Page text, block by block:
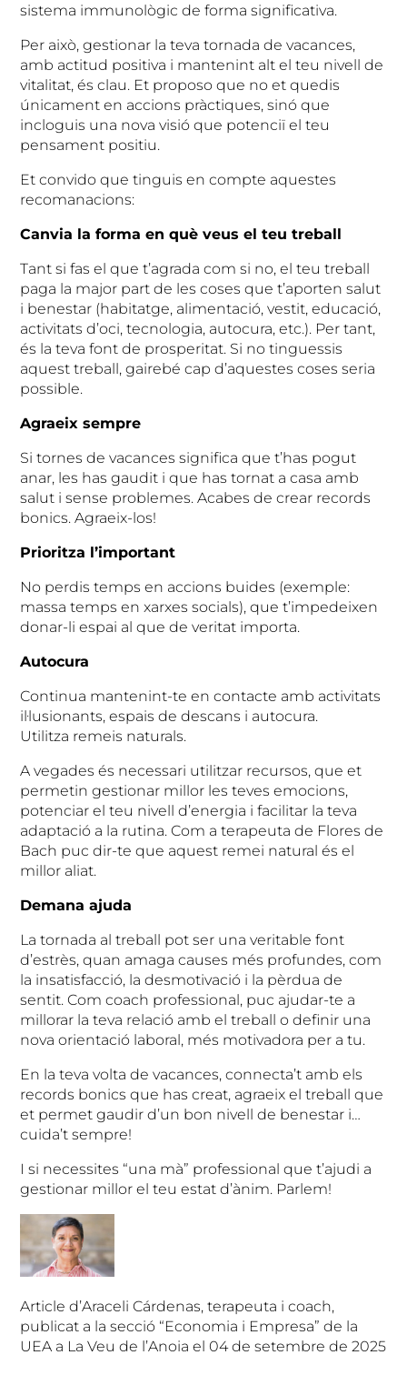
sistema immunològic de forma significativa.
Per això, gestionar la teva tornada de vacances,
amb actitud positiva i mantenint alt el teu nivell de
vitalitat, és clau. Et proposo que no et quedis
únicament en accions pràctiques, sinó que
incloguis una nova visió que potenciï el teu
pensament positiu.
Et convido que tinguis en compte aquestes
recomanacions:
Canvia la forma en què veus el teu treball
Tant si fas el que t’agrada com si no, el teu treball
paga la major part de les coses que t’aporten salut
i benestar (habitatge, alimentació, vestit, educació,
activitats d’oci, tecnologia, autocura, etc.). Per tant,
és la teva font de prosperitat. Si no tinguessis
aquest treball, gairebé cap d’aquestes coses seria
possible.
Agraeix sempre
Si tornes de vacances significa que t’has pogut
anar, les has gaudit i que has tornat a casa amb
salut i sense problemes. Acabes de crear records
bonics. Agraeix-los!
Prioritza l’important
No perdis temps en accions buides (exemple:
massa temps en xarxes socials), que t’impedeixen
donar-li espai al que de veritat importa.
Autocura
Continua mantenint-te en contacte amb activitats
il·lusionants, espais de descans i autocura.
Utilitza remeis naturals.
A vegades és necessari utilitzar recursos, que et
permetin gestionar millor les teves emocions,
potenciar el teu nivell d’energia i facilitar la teva
adaptació a la rutina. Com a terapeuta de Flores de
Bach puc dir-te que aquest remei natural és el
millor aliat.
Demana ajuda
La tornada al treball pot ser una veritable font
d’estrès, quan amaga causes més profundes, com
la insatisfacció, la desmotivació i la pèrdua de
sentit. Com coach professional, puc ajudar-te a
millorar la teva relació amb el treball o definir una
nova orientació laboral, més motivadora per a tu.
En la teva volta de vacances, connecta’t amb els
records bonics que has creat, agraeix el treball que
et permet gaudir d’un bon nivell de benestar i…
cuida’t sempre!
I si necessites “una mà” professional que t’ajudi a
gestionar millor el teu estat d’ànim. Parlem!
Article d’Araceli Cárdenas, terapeuta i coach,
publicat a la secció “Economia i Empresa” de la
UEA a La Veu de l’Anoia el 04 de setembre de 2025